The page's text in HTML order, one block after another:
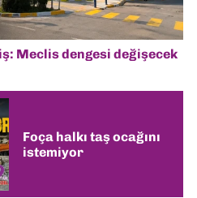
Meclis dengesi değişecek
Foça halkı taş ocağını
istemiyor